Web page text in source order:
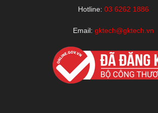
Hotline: 03 6262 1886
Email: gktech@gktech.vn